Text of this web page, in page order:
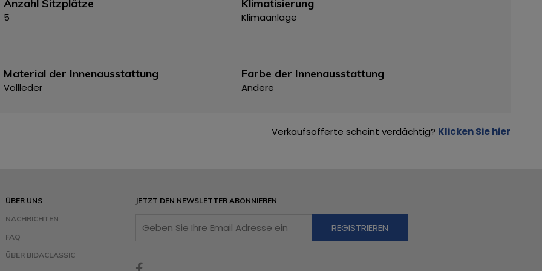
Anzahl Sitzplätze
5
Klimatisierung
Klimaanlage
Material der Innenausstattung
Vollleder
Farbe der Innenausstattung
Andere
Verkaufsofferte scheint verdächtig? Klicken Sie hier
ÜBER UNS
NACHRICHTEN
FAQ
ÜBER BIDACLASSIC
JETZT DEN NEWSLETTER ABONNIEREN